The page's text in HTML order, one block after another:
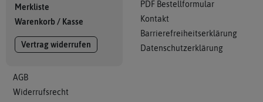
Merkliste
Warenkorb / Kasse
Vertrag widerrufen
AGB
Widerrufsrecht
PDF Bestellformular
Kontakt
Barrierefreiheitserklärung
Datenschutzerklärung